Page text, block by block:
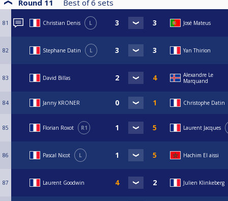
Round 11 Best of6 sets
81 Christian Denis L José Mateus
82 Stephane Datin L Yan Thirion
83 David Billas
Alexandre Le
Marquand
84 Janny KRONER Christophe Datin
85 Florian Roxot R1 Laurent Jacques
86 Pascal Nicot L Hachim El aissi
87 Laurent Goodwin Julien Klinkeberg